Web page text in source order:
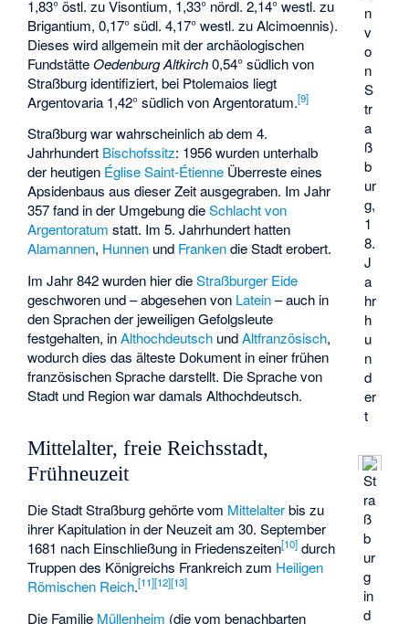
n
v
o
n
S
tr
a
ß
b
ur
g,
1
8.
J
a
hr
h
u
n
d
er
t
St
ra
ß
b
ur
g
in
d
1,83° östl. zu Visontium, 1,33° nördl. 2,14° westl. zu
Brigantium, 0,17° südl. 4,17° westl. zu Alcimoennis).
Dieses wird allgemein mit der archäologischen
FundstätteOedenburg Altkirch0,54° südlich von
Straßburg identifiziert, bei Ptolemaios liegt
Argentovaria 1,42° südlich von Argentoratum.[9]
Straßburg war wahrscheinlich ab dem 4.
Jahrhundert Bischofssitz: 1956 wurden unterhalb
der heutigen Église Saint-Étienne Überreste eines
Apsidenbaus aus dieser Zeit ausgegraben. Im Jahr
357 fand in der Umgebung dieSchlacht von
Argentoratum statt. Im 5. Jahrhundert hatten
Alamannen, Hunnen und Frankendie Stadt erobert.
Im Jahr 842 wurden hier dieStraßburger Eide
geschworen und – abgesehen von Latein– auch in
den Sprachen der jeweiligen Gefolgsleute
festgehalten, inAlthochdeutsch undAltfranzösisch,
wodurch dies das älteste Dokument in einer frühen
französischen Sprache darstellt. Die Sprache von
Stadt und Region war damals Althochdeutsch.
Mittelalter, freie Reichsstadt,
Frühneuzeit
Die Stadt Straßburg gehörte vom Mittelalterbis zu
ihrer Kapitulation in der Neuzeit am 30. September
1681 nach Einschließung in Friedenszeiten[10] durch
Truppen des Königreichs Frankreich zum Heiligen
Römischen Reich.[11][12][13]
Die Familie Müllenheim (die vom benachbarten